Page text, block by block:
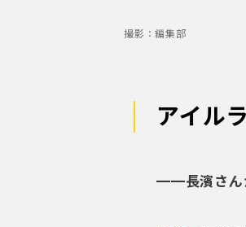
撮影：編集部
アイル
━━長濱さん